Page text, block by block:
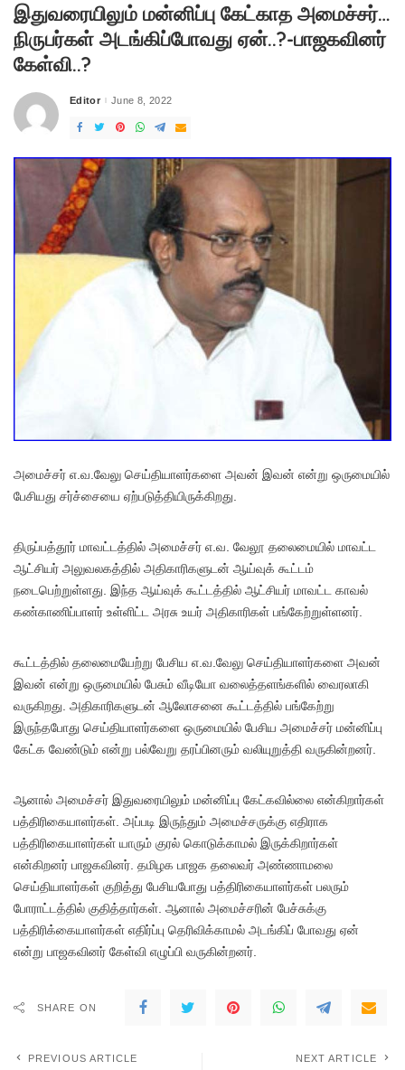
இதுவரையிலும் மன்னிப்பு கேட்காத அமைச்சர்…
நிருபர்கள் அடங்கிப்போவது ஏன்..?-பாஜகவினர்
கேள்வி..?
Posted
Editor June 8, 2022
அமைச்சர் எ.வ.வேலு செய்தியாளர்களை அவன் இவன் என்று ஒருமையில்
பேசியது சர்ச்சையை ஏற்படுத்தியிருக்கிறது.
திருப்பத்தூர் மாவட்டத்தில் அமைச்சர் எ.வ. வேலூ தலைமையில் மாவட்ட
ஆட்சியர் அலுவலகத்தில் அதிகாரிகளுடன் ஆய்வுக் கூட்டம்
நடைபெற்றுள்ளது. இந்த ஆய்வுக் கூட்டத்தில் ஆட்சியர் மாவட்ட காவல்
கண்காணிப்பாளர் உள்ளிட்ட அரசு உயர் அதிகாரிகள் பங்கேற்றுள்ளனர்.
கூட்டத்தில் தலைமையேற்று பேசிய எ.வ.வேலு செய்தியாளர்களை அவன்
இவன் என்று ஒருமையில் பேசும் வீடியோ வலைத்தளங்களில் வைரலாகி
வருகிறது. அதிகாரிகளுடன் ஆலோசனை கூட்டத்தில் பங்கேற்று
இருந்தபோது செய்தியாளர்களை ஒருமையில் பேசிய அமைச்சர் மன்னிப்பு
கேட்க வேண்டும் என்று பல்வேறு தரப்பினரும் வலியுறுத்தி வருகின்றனர்.
ஆனால் அமைச்சர் இதுவரையிலும் மன்னிப்பு கேட்கவில்லை என்கிறார்கள்
பத்திரிகையாளர்கள். அப்படி இருந்தும் அமைச்சருக்கு எதிராக
பத்திரிகையாளர்கள் யாரும் குரல் கொடுக்காமல் இருக்கிறார்கள்
என்கிறனர் பாஜகவினர். தமிழக பாஜக தலைவர் அண்ணாமலை
செய்தியாளர்கள் குறித்து பேசியபோது பத்திரிகையாளர்கள் பலரும்
போராட்டத்தில் குதித்தார்கள். ஆனால் அமைச்சரின் பேச்சுக்கு
பத்திரிக்கையாளர்கள் எதிர்ப்பு தெரிவிக்காமல் அடங்கிப் போவது ஏன்
என்று பாஜகவினர் கேள்வி எழுப்பி வருகின்றனர்.
SHARE ON
PREVIOUS ARTICLE NEXT ARTICLE